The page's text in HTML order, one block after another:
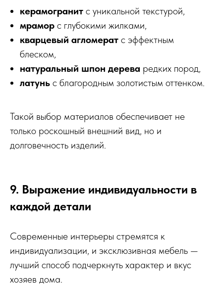
керамогранит с уникальной текстурой,
мрамор с глубокими жилками,
кварцевый агломерат с эффектным
блеском,
натуральный шпон дерева редких пород,
латунь с благородным золотистым оттенком.
Такой выбор материалов обеспечивает не
только роскошный внешний вид, но и
долговечность изделий.
9. Выражение индивидуальности в
каждой детали
Современные интерьеры стремятся к
индивидуализации, и эксклюзивная мебель —
лучший способ подчеркнуть характер и вкус
хозяев дома.